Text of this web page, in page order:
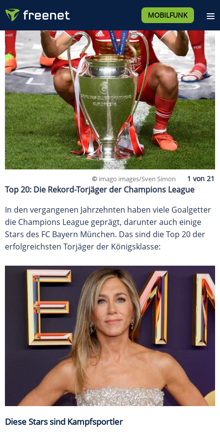
MOBILFUNK
© imago images/Sven Simon
Top 20: Die Rekord-Torjäger der Champions League
In den vergangenen Jahrzehnten haben viele Goalgetter
die Champions League geprägt, darunter auch einige
Stars des FC Bayern München. Das sind die Top 20 der
erfolgreichsten Torjäger der Königsklasse:
Diese Stars sind Kampfsportler